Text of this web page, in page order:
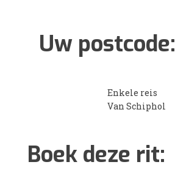
Uw postcode:
Enkele reis
Van Schiphol
Boek deze rit: